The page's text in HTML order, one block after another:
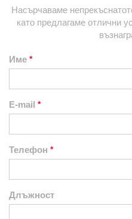
Насърчаваме
като предлагаме отлични
Име
E-mail
Телефон
Длъжност